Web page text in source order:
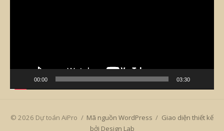
00:00 03:30
© 2026 Dự toán AiPro / Mã nguồn WordPress / Giao diện thiết kế
bởi Design Lab